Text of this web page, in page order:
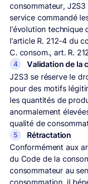
consommateur,
service commandé
l’évolution technique
l’article R. 212-4 du
C. consom., art. R.
Validation de la
J2S3 se réserve le
pour des motifs
les quantités de
anormalement
qualité de
Rétractation
Conformément aux
du Code de la
consommateur au